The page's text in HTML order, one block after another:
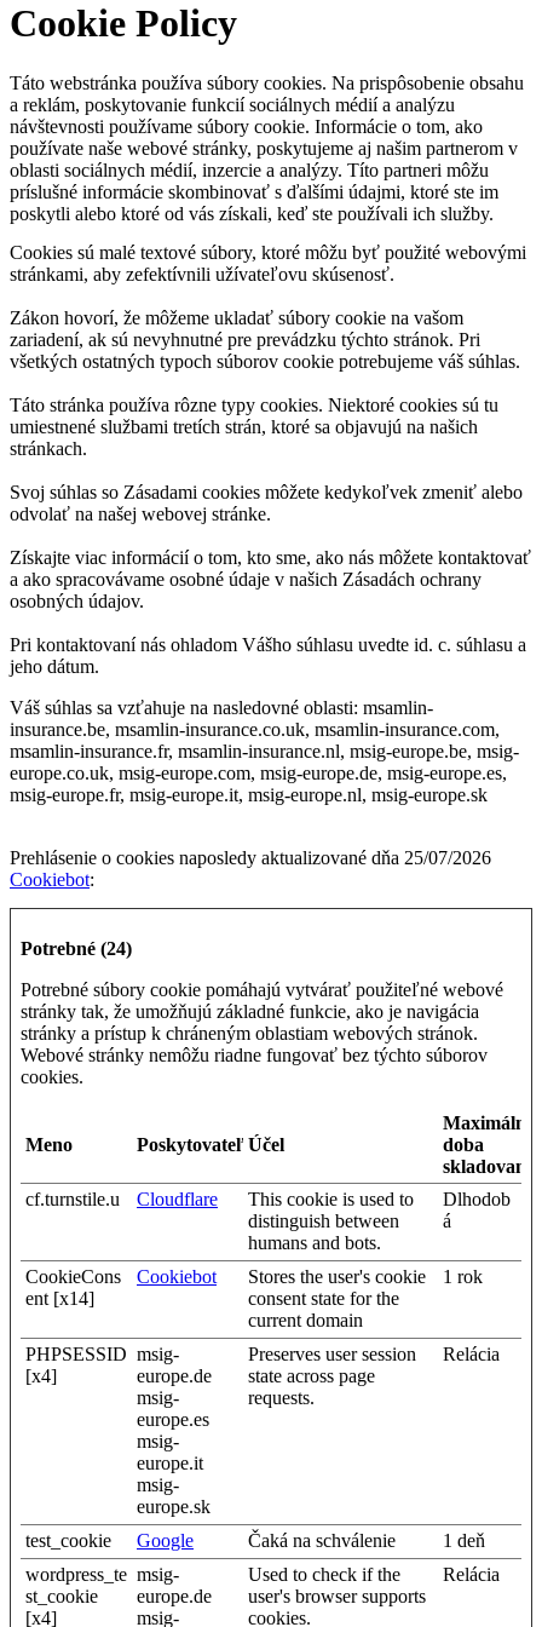
Cookie Policy
Táto webstránka používa súbory cookies. Na prispôsobenie obsahu
a reklám, poskytovanie funkcií sociálnych médií a analýzu
návštevnosti používame súbory cookie. Informácie o tom, ako
používate naše webové stránky, poskytujeme aj našim partnerom v
oblasti sociálnych médií, inzercie a analýzy. Títo partneri môžu
príslušné informácie skombinovať s ďalšími údajmi, ktoré ste im
poskytli alebo ktoré od vás získali, keď ste používali ich služby.
Cookies sú malé textové súbory, ktoré môžu byť použité webovými
stránkami, aby zefektívnili užívateľovu skúsenosť.
Zákon hovorí, že môžeme ukladať súbory cookie na vašom
zariadení, ak sú nevyhnutné pre prevádzku týchto stránok. Pri
všetkých ostatných typoch súborov cookie potrebujeme váš súhlas.
Táto stránka používa rôzne typy cookies. Niektoré cookies sú tu
umiestnené službami tretích strán, ktoré sa objavujú na našich
stránkach.
Svoj súhlas so Zásadami cookies môžete kedykoľvek zmeniť alebo
odvolať na našej webovej stránke.
Získajte viac informácií o tom, kto sme, ako nás môžete kontaktovať
a ako spracovávame osobné údaje v našich Zásadách ochrany
osobných údajov.
Pri kontaktovaní nás ohladom Vášho súhlasu uvedte id. c. súhlasu a
jeho dátum.
Váš súhlas sa vzťahuje na nasledovné oblasti: msamlin-
insurance.be, msamlin-insurance.co.uk, msamlin-insurance.com,
msamlin-insurance.fr, msamlin-insurance.nl, msig-europe.be, msig-
europe.co.uk, msig-europe.com, msig-europe.de, msig-europe.es,
msig-europe.fr, msig-europe.it, msig-europe.nl, msig-europe.sk
Prehlásenie o cookies naposledy aktualizované dňa 25/07/2026
Cookiebot:
Potrebné (24)
Potrebné súbory cookie pomáhajú vytvárať použiteľné webové
stránky tak, že umožňujú základné funkcie, ako je navigácia
stránky a prístup k chráneným oblastiam webových stránok.
Webové stránky nemôžu riadne fungovať bez týchto súborov
cookies.
Meno Poskytovateľ Účel
Maximálna
doba
skladovania
cf.turnstile.u
Cloudflare
This cookie is used to
distinguish between
humans and bots.
Dlhodob
á
CookieCons
ent [x14]
Cookiebot
Stores the user's cookie
consent state for the
current domain
1 rok
PHPSESSID
[x4]
msig-
europe.de
msig-
europe.es
msig-
europe.it
msig-
europe.sk
Preserves user session
state across page
requests.
Relácia
test_cookie Google Čaká na schválenie
1 deň
wordpress_te
st_cookie
[x4]
msig-
europe.de
msig-
Used to check if the
user's browser supports
cookies.
Relácia